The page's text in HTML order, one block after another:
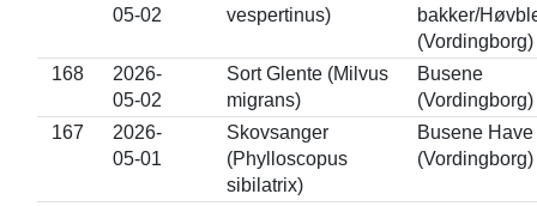
05-02
vespertinus)
bakker/
(Vordingborg)
168
2026-
05-02
Sort Glente (Milvus
migrans)
Busene
(Vordingborg)
167
2026-
05-01
Skovsanger
(Phylloscopus
sibilatrix)
Busene Have
(Vordingborg)